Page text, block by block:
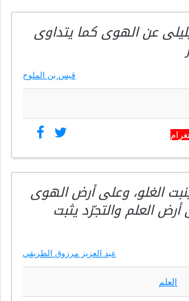
عن الهوى كما يتداوى
قيس بن الملوح
الغلو، وعلى أرض الهوى
أرض العلم والتجرّد يثبت
عبد العزيز مرزوق الطريفي
العلم